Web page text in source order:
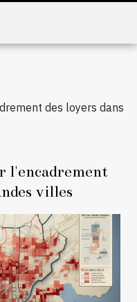
des loyers dans
l'encadrement
villes